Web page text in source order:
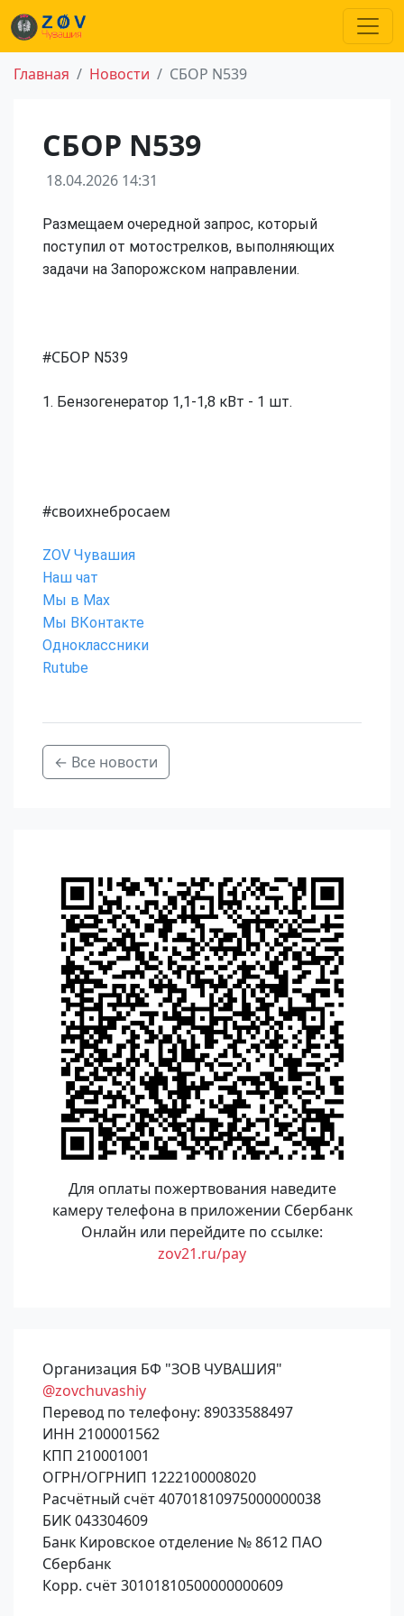
Главная Новости СБОР N539
СБОР N539
18.04.2026 14:31
Размещаем очередной запрос, который
поступил от мотострелков, выполняющих
задачи на Запорожском направлении.
#СБОР N539
1. Бензогенератор 1,1-1,8 кВт - 1 шт.
#своихнебросаем
ZOV Чувашия
Наш чат
Мы в Max
Мы ВКонтакте
Одноклассники
Rutube
← Все новости
Для оплаты пожертвования наведите
камеру телефона в приложении Сбербанк
Онлайн или перейдите по ссылке:
zov21.ru/pay
Организация БФ "ЗОВ ЧУВАШИЯ"
@zovchuvashiy
Перевод по телефону: 89033588497
ИНН 2100001562
КПП 210001001
ОГРН/ОГРНИП 1222100008020
Расчётный счёт 40701810975000000038
БИК 043304609
Банк Кировское отделение № 8612 ПАО
Сбербанк
Корр. счёт 30101810500000000609